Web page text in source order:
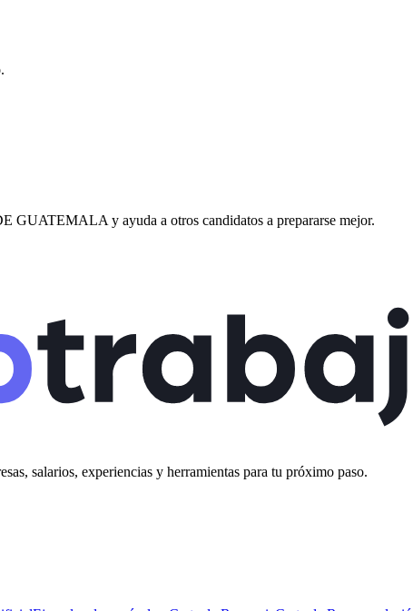
GUATEMALA y ayuda a otros candidatos a prepararse mejor.
salarios, experiencias y herramientas para tu próximo paso.